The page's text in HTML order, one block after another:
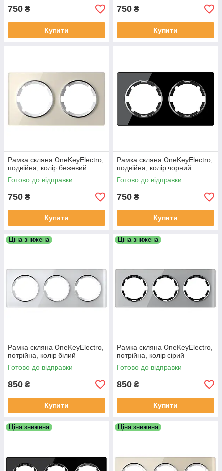
750 ₴
Купити
750 ₴
Купити
Рамка скляна OneKeyElectro,
подвійна, колір бежевий
Готово до відправки
750 ₴
Купити
Рамка скляна OneKeyElectro,
подвійна, колір чорний
Готово до відправки
750 ₴
Купити
Ціна знижена
Рамка скляна OneKeyElectro,
потрійна, колір білий
Готово до відправки
850 ₴
Купити
Ціна знижена
Рамка скляна OneKeyElectro,
потрійна, колір сірий
Готово до відправки
850 ₴
Купити
Ціна знижена Ціна знижена